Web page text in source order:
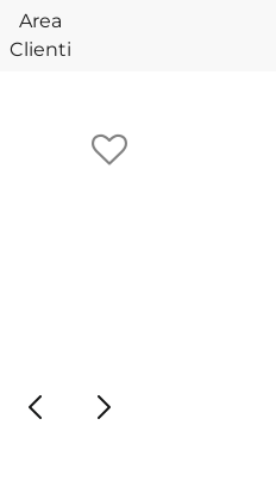
Area
Clienti